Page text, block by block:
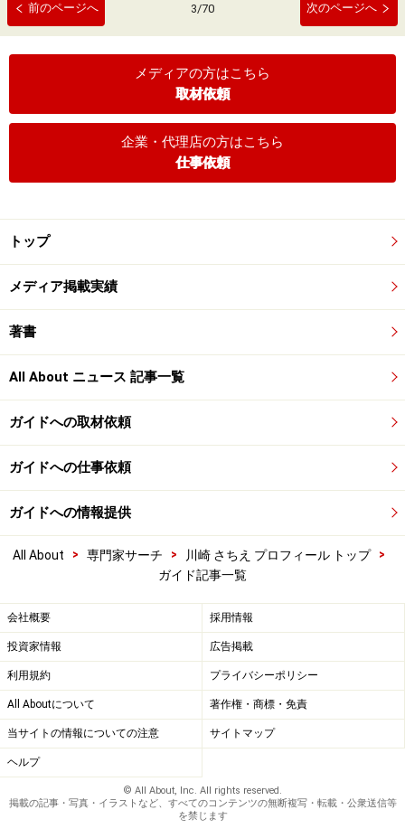
前のページへ 3/70 次のページへ
メディアの方はこちら
取材依頼
企業・代理店の方はこちら
仕事依頼
トップ
メディア掲載実績
著書
All About ニュース 記事一覧
ガイドへの取材依頼
ガイドへの仕事依頼
ガイドへの情報提供
All About > 専門家サーチ > 川崎 さちえ プロフィール トップ
>
ガイド記事一覧
会社概要 採用情報
投資家情報 広告掲載
利用規約 プライバシーポリシー
All Aboutについて 著作権・商標・免責
当サイトの情報についての注意 サイトマップ
ヘルプ
© All About, Inc. All rights reserved.
掲載の記事・写真・イラストなど、すべてのコンテンツの無断複写・転載・公衆送信等
を禁じます